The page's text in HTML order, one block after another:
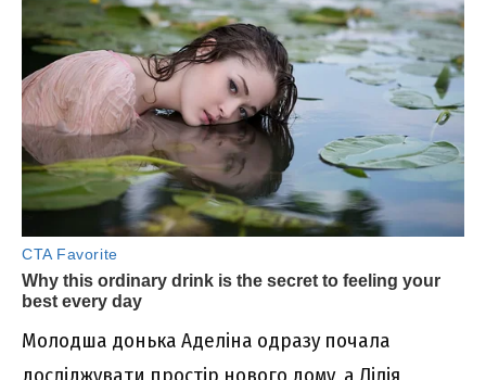
Молодша донька Аделіна одразу почала
досліджувати простір нового дому, а Лілія